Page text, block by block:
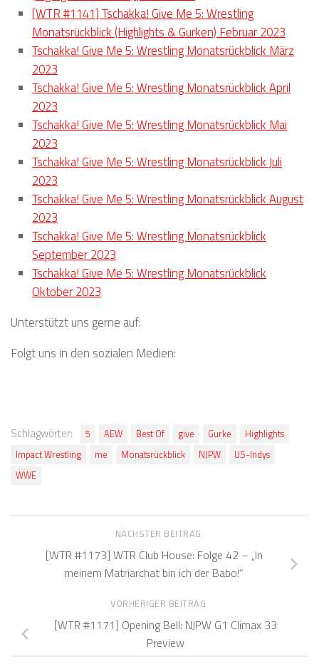
[WTR #1141] Tschakka! Give Me 5: Wrestling
Monatsrückblick (Highlights & Gurken) Februar 2023
Tschakka! Give Me 5: Wrestling Monatsrückblick März
2023
Tschakka! Give Me 5: Wrestling Monatsrückblick April
2023
Tschakka! Give Me 5: Wrestling Monatsrückblick Mai
2023
Tschakka! Give Me 5: Wrestling Monatsrückblick Juli
2023
Tschakka! Give Me 5: Wrestling Monatsrückblick August
2023
Tschakka! Give Me 5: Wrestling Monatsrückblick
September 2023
Tschakka! Give Me 5: Wrestling Monatsrückblick
Oktober 2023
Unterstützt uns gerne auf:
Folgt uns in den sozialen Medien:
Schlagwörter: 5 AEW Best Of give Gurke
Highlights
Impact Wrestling
me Monatsrückblick NJPW
US-Indys
WWE
NÄCHSTER BEITRAG
[WTR #1173] WTR Club House: Folge 42 – „In
meinem Matriarchat bin ich der Babo!“
VORHERIGER BEITRAG
[WTR #1171] Opening Bell: NJPW G1 Climax 33
Preview